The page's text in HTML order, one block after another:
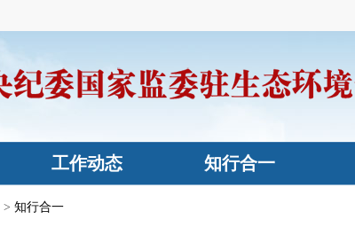
工作动态 知行合一
> 知行合一